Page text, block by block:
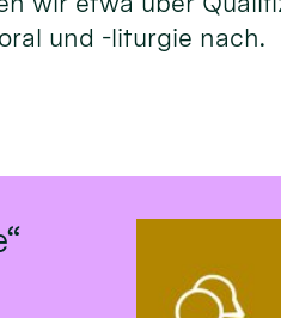
und -liturgie nach.